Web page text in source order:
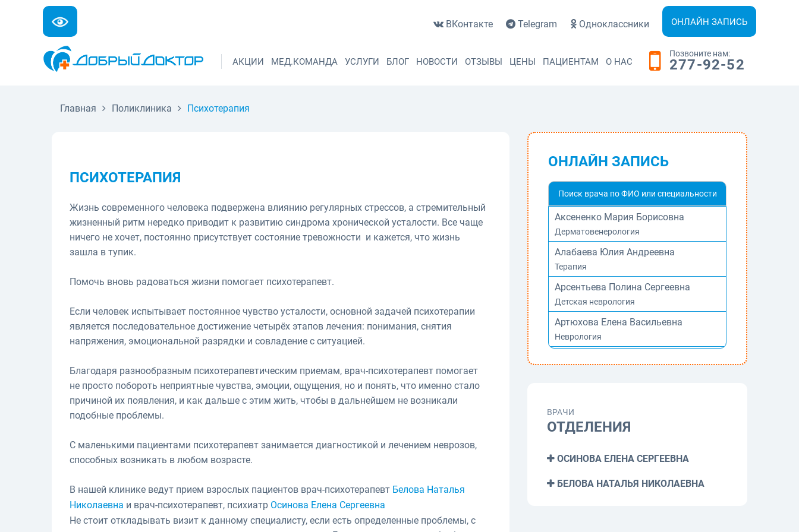
ВКонтакте Telegram Одноклассники ОНЛАЙН ЗАПИСЬ
АКЦИИ МЕД.КОМАНДА УСЛУГИ БЛОГ НОВОСТИ ОТЗЫВЫ ЦЕНЫ ПАЦИЕНТАМ О НАС
Позвоните нам:
277-92-52
Главная Поликлиника Психотерапия
ПСИХОТЕРАПИЯ
Жизнь современного человека подвержена влиянию регулярных стрессов, а стремительный
жизненный ритм нередко приводит к развитию синдрома хронической усталости. Все чаще
ничего не хочет, постоянно присутствует состояние тревожности и кажется, что жизнь
зашла в тупик.
Помочь вновь радоваться жизни помогает психотерапевт.
Если человек испытывает постоянное чувство усталости, основной задачей психотерапии
является последовательное достижение четырёх этапов лечения: понимания, снятия
напряжения, эмоциональной разрядки и совладение с ситуацией.
Благодаря разнообразным психотерапевтическим приемам, врач-психотерапевт помогает
не просто побороть неприятные чувства, эмоции, ощущения, но и понять, что именно стало
причиной их появления, и как дальше с этим жить, чтобы в дальнейшем не возникали
подобные проблемы.
С маленькими пациентами психотерапевт занимается диагностикой и лечением неврозов,
способных возникать в любом возрасте.
В нашей клинике ведут прием взрослых пациентов врач-психотерапевт Белова Наталья
Николаевна и врач-психотерапевт, психиатр Осинова Елена Сергеевна
Не стоит откладывать визит к данному специалисту, если есть определенные проблемы, с
ОНЛАЙН ЗАПИСЬ
Аксененко Мария Борисовна
Дерматовенерология
Алабаева Юлия Андреевна
Терапия
Арсентьева Полина Сергеевна
Детская неврология
Артюхова Елена Васильевна
Неврология
Боброва Ольга Петровна
Бойко Сергей Игоревич
ВРАЧИ
ОТДЕЛЕНИЯ
ОСИНОВА ЕЛЕНА СЕРГЕЕВНА
БЕЛОВА НАТАЛЬЯ НИКОЛАЕВНА